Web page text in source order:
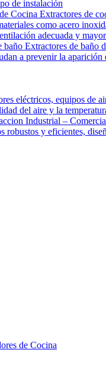
de instalación
Cocina Extractores de
como acero
adecuada y
baño Extractores de baño
a prevenir la
eléctricos, equipos de
del aire y la
Industrial –
y eficientes,
de Cocina